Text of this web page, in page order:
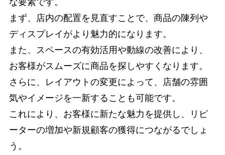
な要素です。
まず、店内の配置を見直すことで、商品の陳列や
ディスプレイがより魅力的になります。
また、スペースの有効活用や動線の改善により、
お客様がスムーズに商品を探しやすくなります。
さらに、レイアウトの変更によって、店舗の雰囲
気やイメージを一新することも可能です。
これにより、お客様に新たな魅力を提供し、リピ
ーターの増加や新規顧客の獲得につながるでしょ
う。